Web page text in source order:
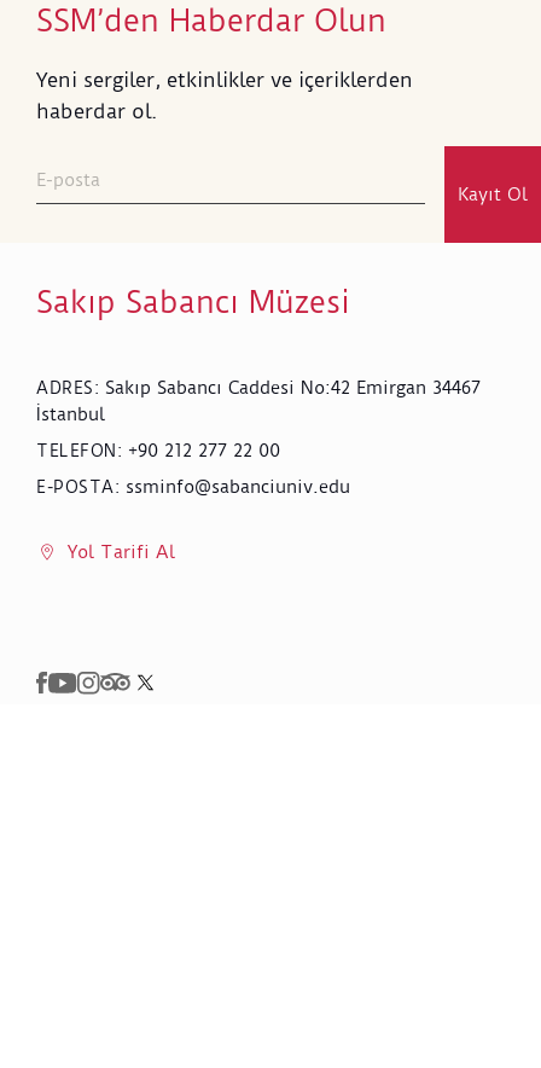
SSM’den Haberdar Olun
Yeni sergiler, etkinlikler ve içeriklerden
haberdar ol.
Kayıt Ol
Sakıp Sabancı Müzesi
ADRES: Sakıp Sabancı Caddesi No:42 Emirgan 34467
İstanbul
TELEFON: +90 212 277 22 00
E-POSTA: ssminfo@sabanciuniv.edu
Yol Tarifi Al